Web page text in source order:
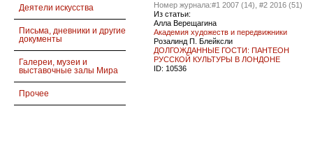
Деятели искусства
Письма, дневники и другие
документы
Галереи, музеи и
выставочные залы Мира
Прочее
Номер журнала:#1 2007 (14), #2 2016 (51)
Из статьи:
Алла Верещагина
Академия художеств и передвижники
Розалинд П. Блейксли
ДОЛГОЖДАННЫЕ ГОСТИ: ПАНТЕОН
РУССКОЙ КУЛЬТУРЫ В ЛОНДОНЕ
ID: 10536